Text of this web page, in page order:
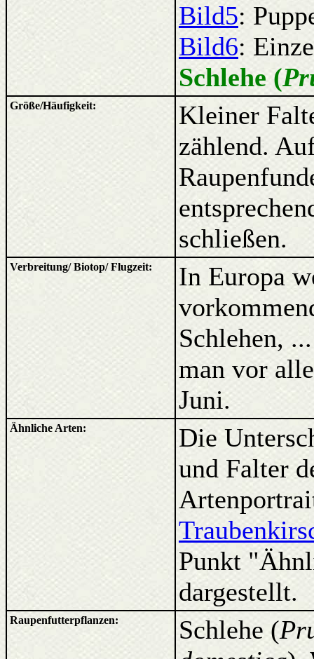
Bild5:
Bild6:
Schlehe (
Größe/Häufigkeit:
Kleiner
zählend.
schließen.
Verbreitung/ Biotop/ Flugzeit:
In Europa
Schlehen,
man vor
Juni.
Ähnliche Arten:
Die
und Falter
Punkt
dargestellt.
Raupenfutterpflanzen: Schlehe (